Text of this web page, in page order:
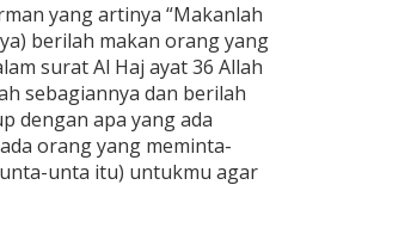
yang artinya “Makanlah
berilah makan orang yang
surat Al Haj ayat 36 Allah
sebagiannya dan berilah
dengan apa yang ada
orang yang meminta-
unta itu) untukmu agar